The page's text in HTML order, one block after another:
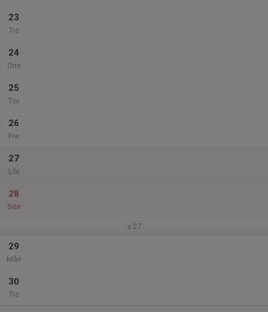
23
Tis
24
Ons
25
Tor
26
Fre
27
Lör
28
Sön
v.27
29
Mån
30
Tis